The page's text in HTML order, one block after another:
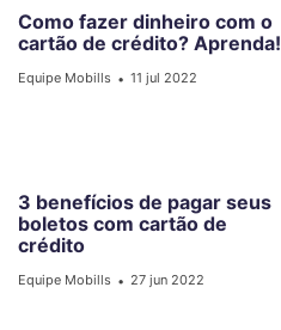
Como fazer dinheiro com o
cartão de crédito? Aprenda!
Equipe Mobills • 11 jul 2022
3 benefícios de pagar seus
boletos com cartão de
crédito
Equipe Mobills • 27 jun 2022